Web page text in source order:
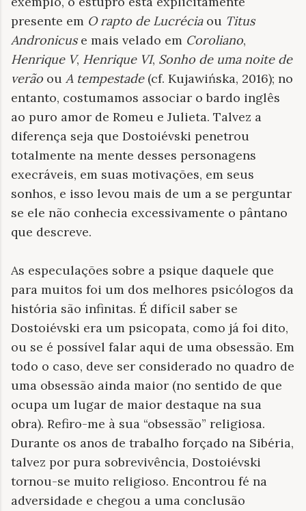
presente em O rapto de Lucréciaou Titus
Andronicuse mais velado em Coroliano,
Henrique V, Henrique VI, Sonho de uma noite de
verão ou A tempestade(cf. Kujawińska, 2016); no
entanto, costumamos associar o bardo inglês
ao puro amor de Romeu e Julieta. Talvez a
diferença seja que Dostoiévski penetrou
totalmente na mente desses personagens
execráveis, em suas motivações, em seus
sonhos, e isso levou mais de um a se perguntar
se ele não conhecia excessivamente o pântano
que descreve.
As especulações sobre a psique daquele que
para muitos foi um dos melhores psicólogos da
história são infinitas. É difícil saber se
Dostoiévski era um psicopata, como já foi dito,
ou se é possível falar aqui de uma obsessão. Em
todo o caso, deve ser considerado no quadro de
uma obsessão ainda maior (no sentido de que
ocupa um lugar de maior destaque na sua
obra). Refiro-me à sua “obsessão” religiosa.
Durante os anos de trabalho forçado na Sibéria,
talvez por pura sobrevivência, Dostoiévski
tornou-se muito religioso. Encontrou fé na
adversidade e chegou a uma conclusão